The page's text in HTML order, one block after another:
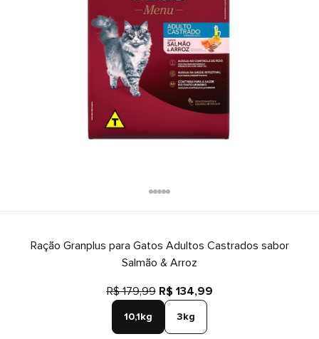
Ração Granplus para Gatos Adultos Castrados sabor
Salmão & Arroz
R$ 179,99 R$ 134,99
10,1kg 3kg